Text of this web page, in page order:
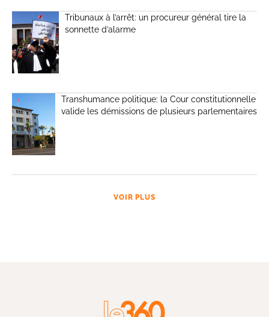
Tribunaux à l’arrêt: un procureur général tire la
sonnette d’alarme
Transhumance politique: la Cour constitutionnelle
valide les démissions de plusieurs parlementaires
VOIR PLUS